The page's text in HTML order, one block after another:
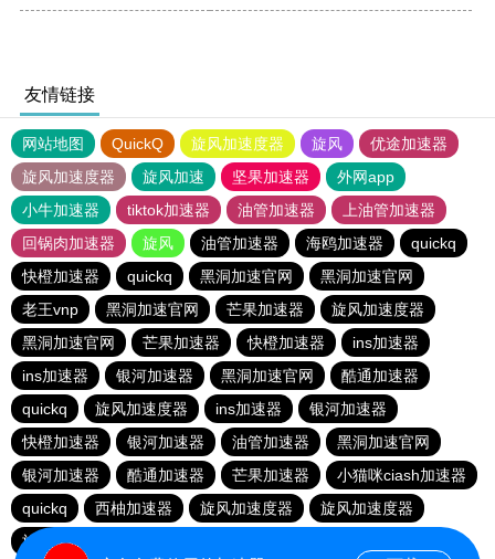
友情链接
网站地图 QuickQ 旋风加速度器 旋风
优途加速器
旋风加速度器
旋风加速 坚果加速器
外网app
小牛加速器
tiktok加速器 油管加速器
上油管加速器
回锅肉加速器
旋风 油管加速器 海鸥加速器
quickq
快橙加速器
quickq 黑洞加速官网
黑洞加速官网
老王vnp
黑洞加速官网 芒果加速器
旋风加速度器
黑洞加速官网
芒果加速器 快橙加速器
ins加速器
ins加速器
银河加速器 黑洞加速官网
酷通加速器
quickq
旋风加速度器 ins加速器
银河加速器
快橙加速器
银河加速器 油管加速器
黑洞加速官网
银河加速器
酷通加速器 芒果加速器
小猫咪ciash加速器
quickq
西柚加速器 旋风加速度器
旋风加速度器
旋风加速度器